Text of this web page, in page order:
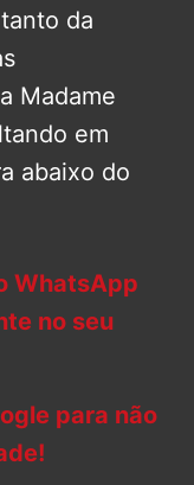
da
Madame
em
abaixo do
WhatsApp
no seu
para não